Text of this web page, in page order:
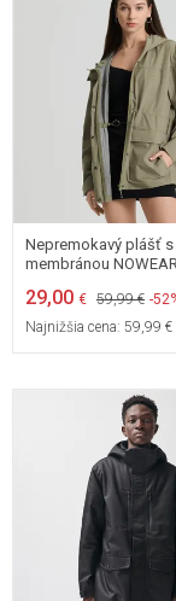
XX-
Nepremokavý plášť s
membránou
29,00 € 59,99 € -
Najnižšia cena: 59,99 €
MEDIUM